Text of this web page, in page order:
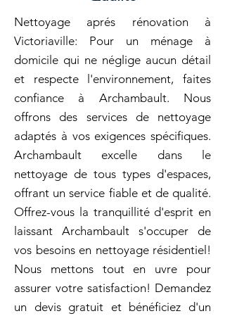
Nettoyage aprés rénovation à
Victoriaville: Pour un ménage à
domicile qui ne néglige aucun détail
et respecte l'environnement, faites
confiance à Archambault. Nous
offrons des services de nettoyage
adaptés à vos exigences spécifiques.
Archambault excelle dans le
nettoyage de tous types d'espaces,
offrant un service fiable et de qualité.
Offrez-vous la tranquillité d'esprit en
laissant Archambault s'occuper de
vos besoins en nettoyage résidentiel!
Nous mettons tout en uvre pour
assurer votre satisfaction! Demandez
un devis gratuit et bénéficiez d'un